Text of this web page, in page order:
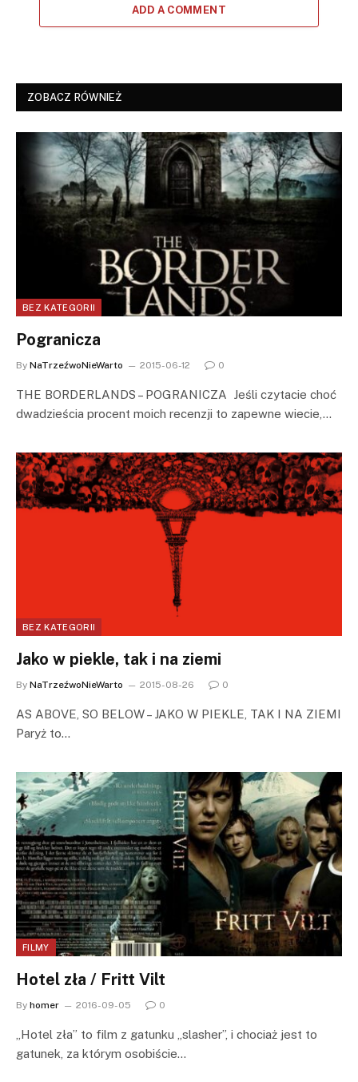
ADD A COMMENT
ZOBACZ RÓWNIEŻ
BEZ KATEGORII
Pogranicza
By NaTrzeźwoNieWarto 2015-06-12 0
THE BORDERLANDS – POGRANICZA Jeśli czytacie choć
dwadzieścia procent moich recenzji to zapewne wiecie,…
BEZ KATEGORII
Jako w piekle, tak i na ziemi
By NaTrzeźwoNieWarto 2015-08-26 0
AS ABOVE, SO BELOW – JAKO W PIEKLE, TAK I NA ZIEMI
Paryż to…
FILMY
Hotel zła / Fritt Vilt
By homer 2016-09-05 0
„Hotel zła” to film z gatunku „slasher”, i chociaż jest to
gatunek, za którym osobiście…